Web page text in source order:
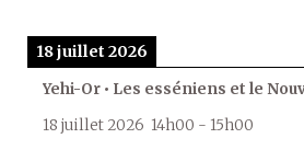
18 juillet 2026
Yehi-Or • Les esséniens et le
18 juillet 2026 14h00 - 15h00